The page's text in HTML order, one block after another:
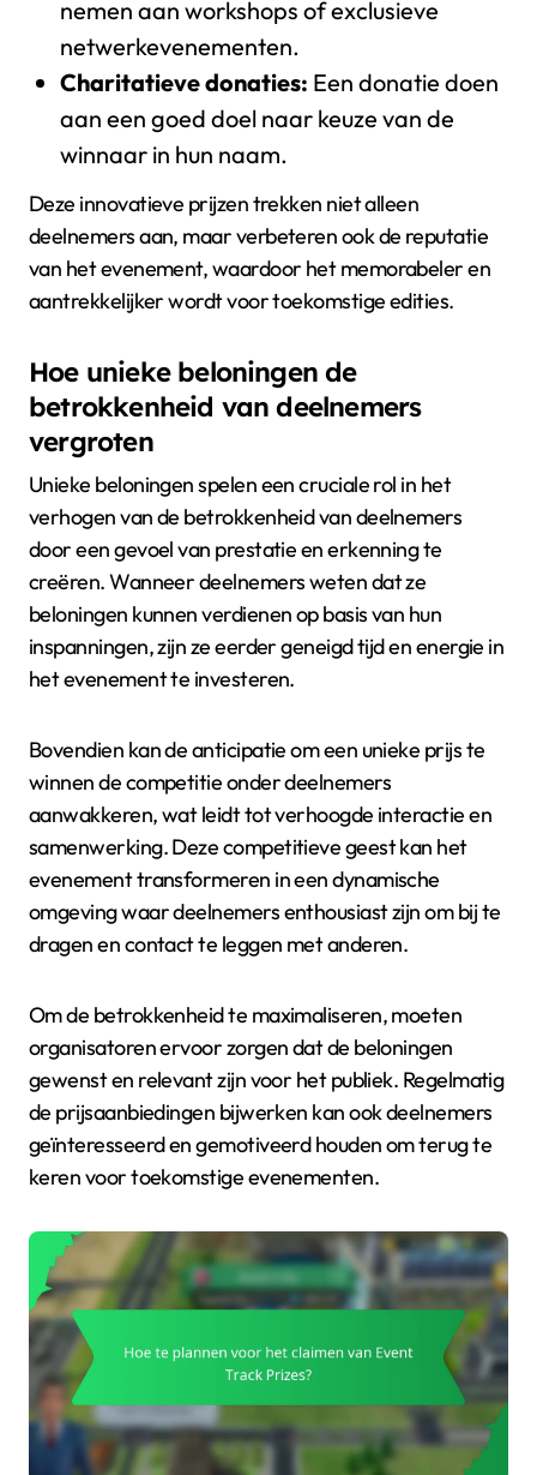
nemen aan workshops of exclusieve
netwerkevenementen.
Charitatieve donaties: Een donatie doen
aan een goed doel naar keuze van de
winnaar in hun naam.
Deze innovatieve prijzen trekken niet alleen
deelnemers aan, maar verbeteren ook de reputatie
van het evenement, waardoor het memorabeler en
aantrekkelijker wordt voor toekomstige edities.
Hoe unieke beloningen de
betrokkenheid van deelnemers
vergroten
Unieke beloningen spelen een cruciale rol in het
verhogen van de betrokkenheid van deelnemers
door een gevoel van prestatie en erkenning te
creëren. Wanneer deelnemers weten dat ze
beloningen kunnen verdienen op basis van hun
inspanningen, zijn ze eerder geneigd tijd en energie in
het evenement te investeren.
Bovendien kan de anticipatie om een unieke prijs te
winnen de competitie onder deelnemers
aanwakkeren, wat leidt tot verhoogde interactie en
samenwerking. Deze competitieve geest kan het
evenement transformeren in een dynamische
omgeving waar deelnemers enthousiast zijn om bij te
dragen en contact te leggen met anderen.
Om de betrokkenheid te maximaliseren, moeten
organisatoren ervoor zorgen dat de beloningen
gewenst en relevant zijn voor het publiek. Regelmatig
de prijsaanbiedingen bijwerken kan ook deelnemers
geïnteresseerd en gemotiveerd houden om terug te
keren voor toekomstige evenementen.